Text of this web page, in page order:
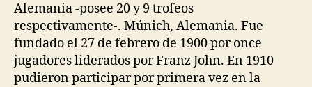
Alemania -posee 20 y 9 trofeos
respectivamente-. Múnich, Alemania. Fue
fundado el 27 de febrero de 1900 por once
jugadores liderados por Franz John. En 1910
pudieron participar por primera vez en la